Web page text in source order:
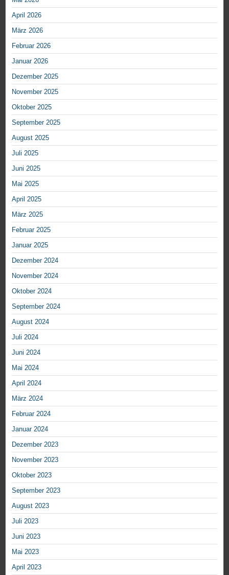
April 2026
März 2026
Februar 2026
Januar 2026
Dezember 2025
November 2025
Oktober 2025
September 2025
August 2025
Juli 2025
Juni 2025
Mai 2025
April 2025
März 2025
Februar 2025
Januar 2025
Dezember 2024
November 2024
Oktober 2024
September 2024
August 2024
Juli 2024
Juni 2024
Mai 2024
April 2024
März 2024
Februar 2024
Januar 2024
Dezember 2023
November 2023
Oktober 2023
September 2023
August 2023
Juli 2023
Juni 2023
Mai 2023
April 2023